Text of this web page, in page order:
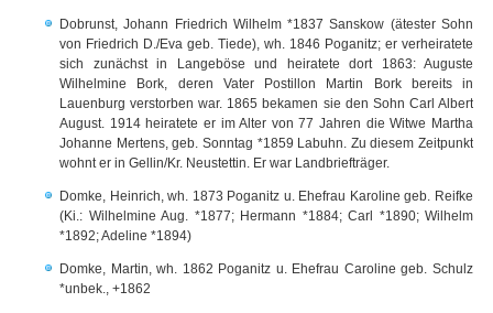
Dobrunst, Johann Friedrich Wilhelm *1837 Sanskow (ätester Sohn
von Friedrich D./Eva geb. Tiede), wh. 1846 Poganitz; er verheiratete
sich zunächst in Langeböse und heiratete dort 1863: Auguste
Wilhelmine Bork, deren Vater Postillon Martin Bork bereits in
Lauenburg verstorben war. 1865 bekamen sie den Sohn Carl Albert
August. 1914 heiratete er im Alter von 77 Jahren die Witwe Martha
Johanne Mertens, geb. Sonntag *1859 Labuhn. Zu diesem Zeitpunkt
wohnt er in Gellin/Kr. Neustettin. Er war Landbriefträger.
Domke, Heinrich, wh. 1873 Poganitz u. Ehefrau Karoline geb. Reifke
(Ki.: Wilhelmine Aug. *1877; Hermann *1884; Carl *1890; Wilhelm
*1892; Adeline *1894)
Domke, Martin, wh. 1862 Poganitz u. Ehefrau Caroline geb. Schulz
*unbek., +1862